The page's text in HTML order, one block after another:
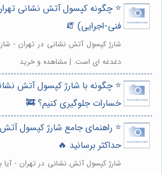
⭐️ چگونه کپسول آتش نشانی
فنی-اجرایی) 🧯
شارژ کپسول آتش نشانی در تهران -
دغدغه ای است. | مشاهده و خرید
خسارات جلوگیری کنیم؟ 🚒
⭐️ راهنمای جامع شارژ کپسول
حداکثر برسانید 🔥
شارژ کپسول آتش نشانی در تهران - آیا